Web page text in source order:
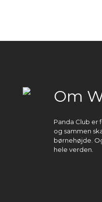
Om
Panda Club er
og sammen
børnehøjde.
hele verden.